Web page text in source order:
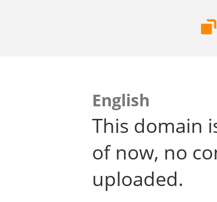
English
This domain
of now, no
uploaded.